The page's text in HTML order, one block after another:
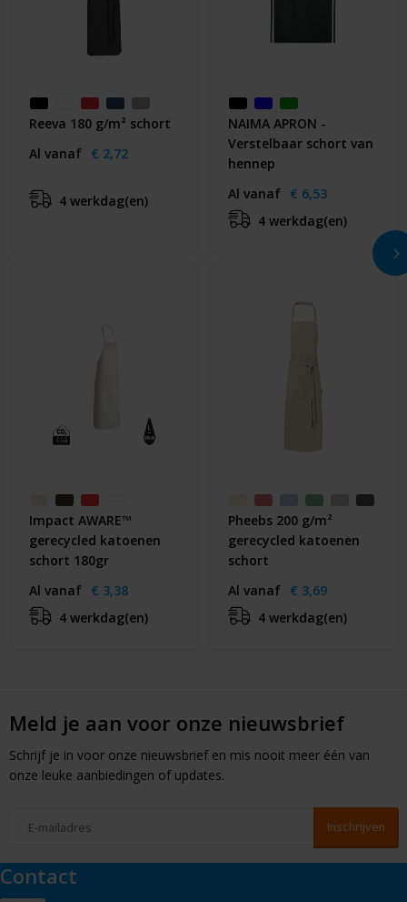
Reeva 180 g/m² schort
Al vanaf € 2,72
4 werkdag(en)
NAIMA APRON -
Verstelbaar schort van
hennep
Al vanaf € 6,53
4 werkdag(en)
Impact AWARE™
gerecycled katoenen
schort 180gr
Al vanaf € 3,38
4 werkdag(en)
Pheebs 200 g/m²
gerecycled katoenen
schort
Al vanaf € 3,69
4 werkdag(en)
Meld je aan voor onze nieuwsbrief
Schrijf je in voor onze nieuwsbrief en mis nooit meer één van
onze leuke aanbiedingen of updates.
Contact